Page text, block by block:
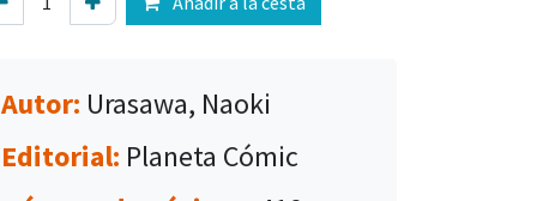
Autor: Urasawa, Naoki
Editorial: Planeta Cómic